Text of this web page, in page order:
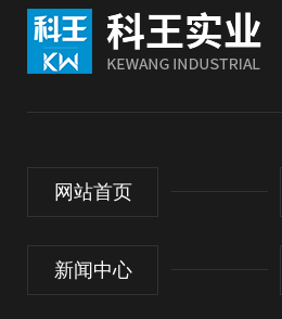
网站首页
新闻中心